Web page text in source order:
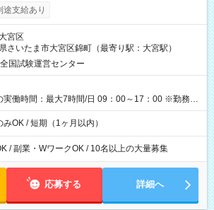
より昇給あり 【即給（前払い）オプションあ
される場合、勤務から1週間ほどで給与の一部を受け
模擬試験 8:30～17:30（休憩1時間） 時給1,300円
10,400円＋交通費 ※当日の役割により時給＋100
・国家試験 7:00～13:30（休憩なし） 時給1,300
100円）×6時間＝日収8,400円＋交通費 【試用期
なし
途支給あり
宮区
さいたま市大宮区錦町（最寄り駅：大宮駅）
国試験運営センター
実働時間：最大7時間/日 09：00～17：00 ※勤務時
より異なります。
OK / 短期（1ヶ月以内）
/ 副業・WワークOK / 10名以上の大量募集
応募する 詳細へ